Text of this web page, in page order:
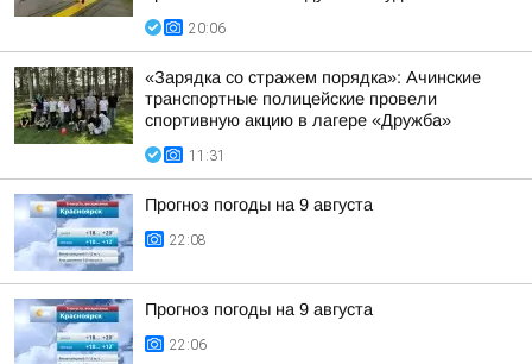
20:06
«Зарядка со стражем порядка»: Ачинские
транспортные полицейские провели
спортивную акцию в лагере «Дружба»
11:31
Прогноз погоды на 9 августа
22:08
Прогноз погоды на 9 августа
22:06